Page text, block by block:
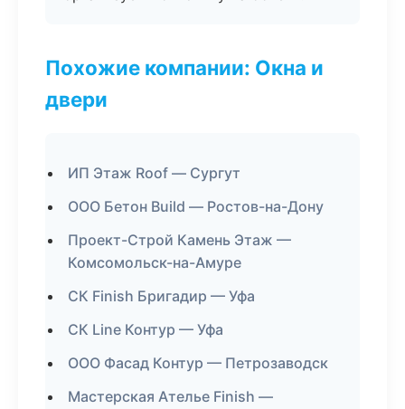
Похожие компании: Окна и
двери
ИП Этаж Roof — Сургут
ООО Бетон Build — Ростов-на-Дону
Проект-Строй Камень Этаж —
Комсомольск-на-Амуре
СК Finish Бригадир — Уфа
СК Line Контур — Уфа
ООО Фасад Контур — Петрозаводск
Мастерская Ателье Finish —